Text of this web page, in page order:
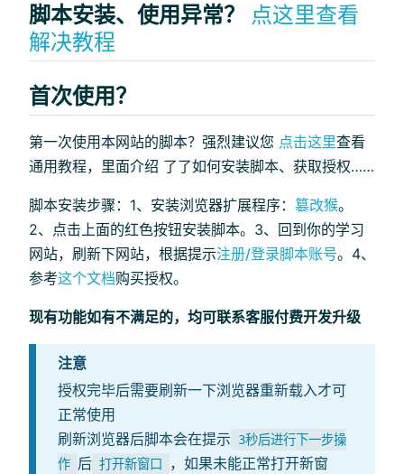
脚本安装、使用异常？ 点这里查看
解决教程
首次使用？
第一次使用本网站的脚本？强烈建议您 点击这里查看
通用教程，里面介绍 了了如何安装脚本、获取授权……
脚本安装步骤：1、安装浏览器扩展程序： 篡改猴。
2、点击上面的红色按钮安装脚本。3、回到你的学习
网站，刷新下网站，根据提示注册/登录脚本账号。4、
参考这个文档购买授权。
现有功能如有不满足的，均可联系客服付费开发升级
注意
授权完毕后需要刷新一下浏览器重新载入才可
正常使用
刷新浏览器后脚本会在提示
3秒后进行下一步操
作 后 打开新窗口
，如果未能正常打开新窗